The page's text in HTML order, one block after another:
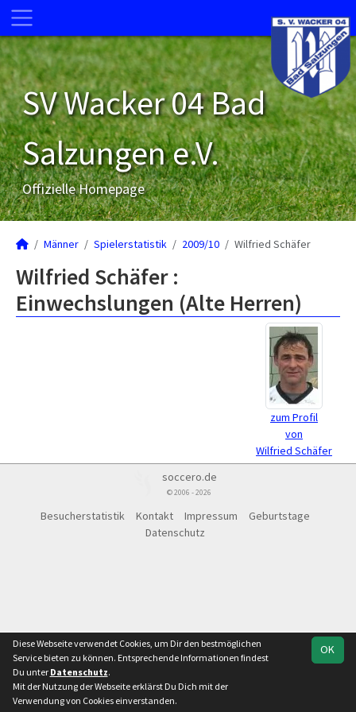
SV Wacker 04 Bad
Salzungen e.V.
Offizielle Homepage
Männer Spielerstatistik 2009/10 Wilfried Schäfer
Wilfried Schäfer :
Einwechslungen (Alte Herren)
zum Profil
von
Wilfried Schäfer
soccero.de
© 2006 - 2026
Besucherstatistik Kontakt Impressum
Geburtstage
Datenschutz
OK
Diese Webseite verwendet Cookies, um Dir den bestmöglichen
Service bieten zu können. Entsprechende Informationen findest
Du unter Datenschutz.
Mit der Nutzung der Webseite erklärst Du Dich mit der
Verwendung von Cookies einverstanden.